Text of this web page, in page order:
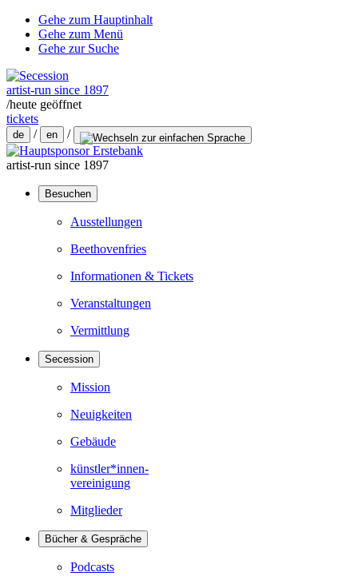
Gehe zum Hauptinhalt
Gehe zum Menü
Gehe zur Suche
artist-run since 1897
/heute geöffnet
tickets
de / en /
artist-run since 1897
Besuchen
Ausstellungen
Beethovenfries
Informationen & Tickets
Veranstaltungen
Vermittlung
Secession
Mission
Neuigkeiten
Gebäude
künstler*innen-
vereinigung
Mitglieder
Bücher & Gespräche
Podcasts